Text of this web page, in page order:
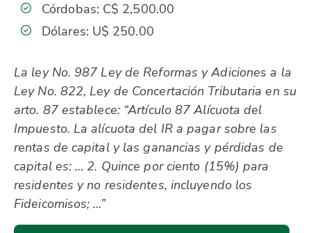
Córdobas: C$ 2,500.00
Dólares: U$ 250.00
La ley No. 987 Ley de Reformas y Adiciones a la
Ley No. 822, Ley de Concertación Tributaria en su
arto. 87 establece: “Artículo 87 Alícuota del
Impuesto. La alícuota del IR a pagar sobre las
rentas de capital y las ganancias y pérdidas de
capital es: … 2. Quince por ciento (15%) para
residentes y no residentes, incluyendo los
Fideicomisos; …”